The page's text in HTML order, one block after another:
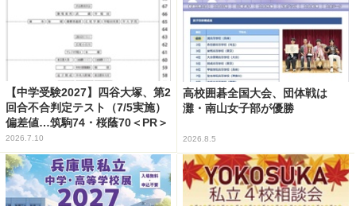
【中学受験2027】四谷大塚、第2
回合不合判定テスト（7/5実施）
偏差値…筑駒74・桜蔭70＜PR＞
2026.7.10
高校囲碁全国大会、団体戦は
灘・南山女子部が優勝
2026.8.5